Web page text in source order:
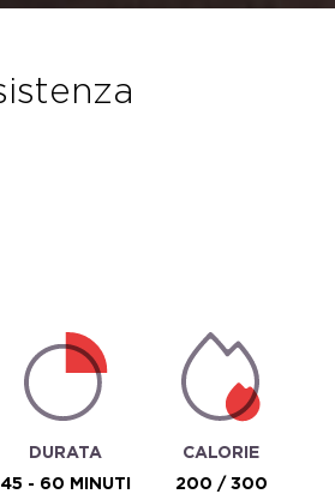
DURATA
45 - 60 MINUTI
CALORIE
200 / 300